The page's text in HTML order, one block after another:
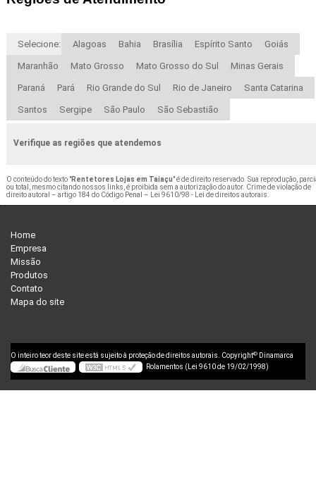
Selecione: Alagoas Bahia Brasília Espírito Santo Goiás
Maranhão Mato Grosso Mato Grosso do Sul Minas Gerais
Paraná Pará Rio Grande do Sul Rio de Janeiro Santa Catarina
Santos Sergipe São Paulo São Sebastião
Verifique as regiões que atendemos
O conteúdo do texto "Rentetores Lojas em Taiaçu" é de direito reservado. Sua reprodução,
ou total, mesmo citando nossos links, é proibida sem a autorização do autor. Crime de violação de
direito autoral – artigo 184 do Código Penal – Lei 9610/98 - Lei de direitos autorais.
Home
Empresa
Missão
Produtos
Contato
Mapa do site
O inteiro teor deste site está sujeito à proteção de direitos autorais. Copyright© Dinamarca
Rolamentos (Lei 9610 de 19/02/1998)